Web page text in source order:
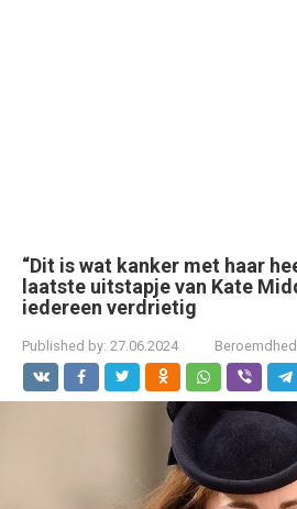
“Dit is wat kanker met haar
laatste uitstapje van Kate
iedereen verdrietig
Published by: 27.06.2024